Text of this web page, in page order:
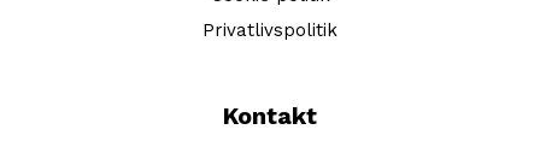
Privatlivspolitik
Kontakt